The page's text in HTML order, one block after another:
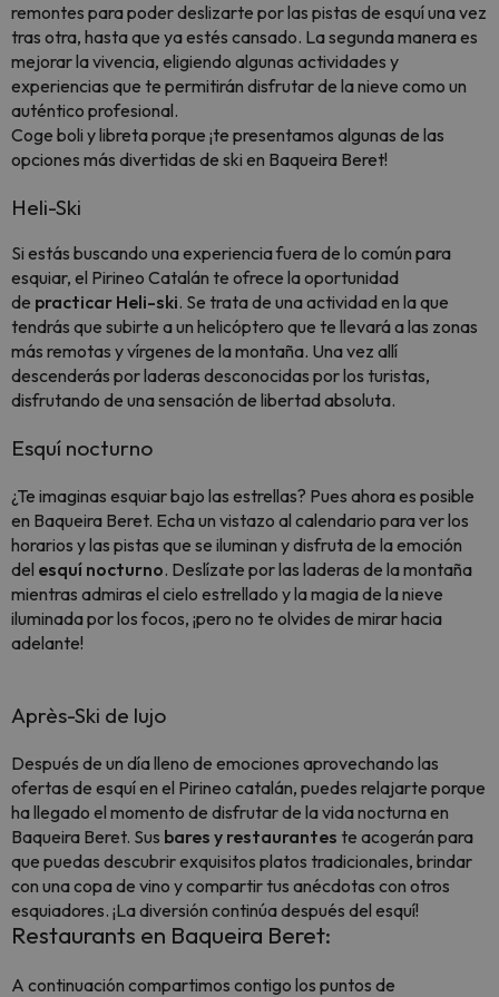
remontes para poder deslizarte por las pistas de esquí una vez
tras otra, hasta que ya estés cansado. La segunda manera es
mejorar la vivencia, eligiendo algunas actividades y
experiencias que te permitirán disfrutar de la nieve como un
auténtico profesional.
Coge boli y libreta porque ¡te presentamos algunas de las
opciones más divertidas de ski en Baqueira Beret!
Heli-Ski
Si estás buscando una experiencia fuera de lo común para
esquiar, el Pirineo Catalán te ofrece la oportunidad
de practicar Heli-ski. Se trata de una actividad en la que
tendrás que subirte a un helicóptero que te llevará a las zonas
más remotas y vírgenes de la montaña. Una vez allí
descenderás por laderas desconocidas por los turistas,
disfrutando de una sensación de libertad absoluta.
Esquí nocturno
¿Te imaginas esquiar bajo las estrellas? Pues ahora es posible
en Baqueira Beret. Echa un vistazo al calendario para ver los
horarios y las pistas que se iluminan y disfruta de la emoción
del esquí nocturno. Deslízate por las laderas de la montaña
mientras admiras el cielo estrellado y la magia de la nieve
iluminada por los focos, ¡pero no te olvides de mirar hacia
adelante!
Après-Ski de lujo
Después de un día lleno de emociones aprovechando las
ofertas de esquí en el Pirineo catalán, puedes relajarte porque
ha llegado el momento de disfrutar de la vida nocturna en
Baqueira Beret. Sus bares y restaurantes te acogerán para
que puedas descubrir exquisitos platos tradicionales, brindar
con una copa de vino y compartir tus anécdotas con otros
esquiadores. ¡La diversión continúa después del esquí!
Restaurants en Baqueira Beret:
A continuación compartimos contigo los puntos de